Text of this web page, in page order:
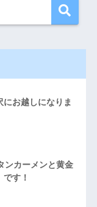
お越しになりま
ンカーメンと黄金
す！